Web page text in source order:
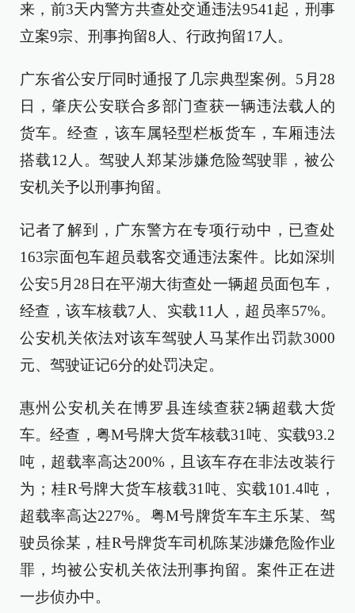
来，前3天内警方共查处交通违法9541起，刑事
立案9宗、刑事拘留8人、行政拘留17人。
广东省公安厅同时通报了几宗典型案例。5月28
日，肇庆公安联合多部门查获一辆违法载人的
货车。经查，该车属轻型栏板货车，车厢违法
搭载12人。驾驶人郑某涉嫌危险驾驶罪，被公
安机关予以刑事拘留。
记者了解到，广东警方在专项行动中，已查处
163宗面包车超员载客交通违法案件。比如深圳
公安5月28日在平湖大街查处一辆超员面包车，
经查，该车核载7人、实载11人，超员率57%。
公安机关依法对该车驾驶人马某作出罚款3000
元、驾驶证记6分的处罚决定。
惠州公安机关在博罗县连续查获2辆超载大货
车。经查，粤M号牌大货车核载31吨、实载93.2
吨，超载率高达200%，且该车存在非法改装行
为；桂R号牌大货车核载31吨、实载101.4吨，
超载率高达227%。粤M号牌货车车主乐某、驾
驶员徐某，桂R号牌货车司机陈某涉嫌危险作业
罪，均被公安机关依法刑事拘留。案件正在进
一步侦办中。